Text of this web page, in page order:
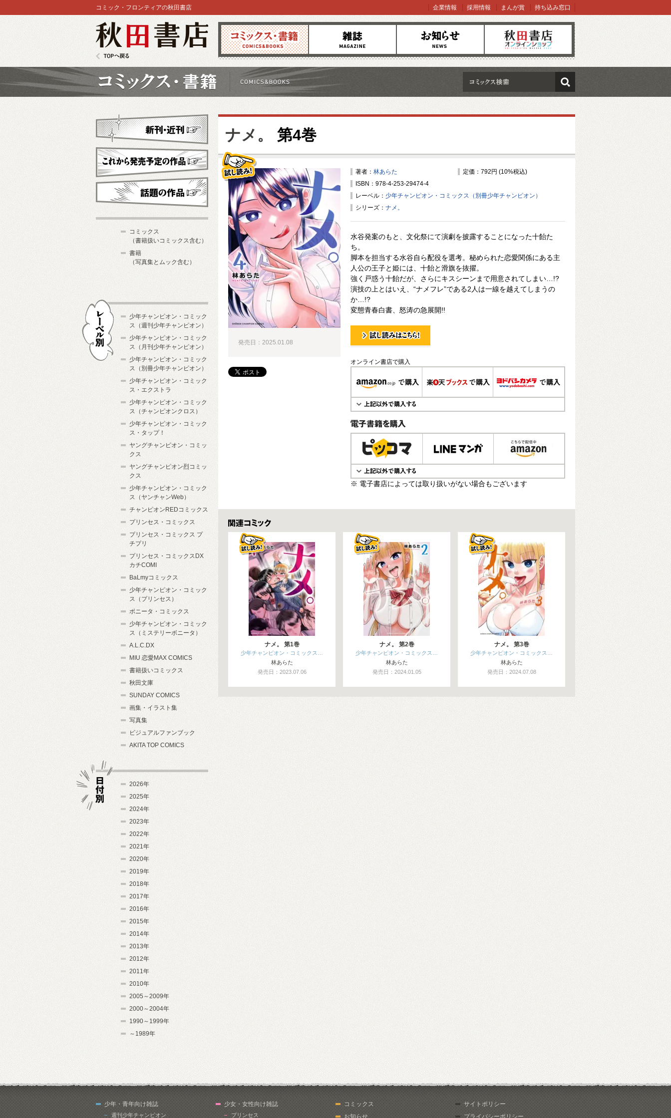
コミックス 雑誌 お知らせ オンラインショップ
コミック・フロンティアの秋田書店 企業情報 採用情報 まんが賞 持ち込み窓口
検索
ナメ。 第4巻
著者： 林あらた
定価：792円 (10%税込)
ISBN：978-4-253-29474-4
レーベル： 少年チャンピオン・コミックス（別冊少年チャンピオン）
シリーズ： ナメ。
水谷発案のもと、文化祭にて演劇を披露することになった十飴た
ち。
脚本を担当する水谷自ら配役を選考。秘められた恋愛関係にある主
人公の王子と姫には、十飴と滑旗を抜擢。
強く戸惑う十飴だが、さらにキスシーンまで用意されてしまい…!?
演技の上とはいえ、“ナメフレ”である2人は一線を越えてしまうの
か…!?
変態青春白書、怒涛の急展開!!
試し読み！
オンライン書店で購入
電子書籍で購入
※ 電子書店によっては取り扱いがない場合もございます
発売日：2025.01.08
関連コミックス
ナメ。 第1巻
少年チャンピオン・コミックス…
林あらた
発売日：2023.07.06
ナメ。 第2巻
少年チャンピオン・コミックス…
林あらた
発売日：2024.01.05
ナメ。 第3巻
少年チャンピオン・コミックス…
林あらた
発売日：2024.07.08
新刊・近刊
これから発売予定
コミックス
（書籍扱いコミックス含む）
書籍
（写真集とムック含む）
少年チャンピオン・コミック
ス（週刊少年チャンピオン）
少年チャンピオン・コミック
ス（月刊少年チャンピオン）
少年チャンピオン・コミック
ス（別冊少年チャンピオン）
少年チャンピオン・コミック
ス・エクストラ
少年チャンピオン・コミック
ス（チャンピオンクロス）
少年チャンピオン・コミック
ス・タップ！
ヤングチャンピオン・コミッ
クス
ヤングチャンピオン烈コミッ
クス
少年チャンピオン・コミック
ス（ヤンチャンWeb）
チャンピオンREDコミックス
プリンセス・コミックス
プリンセス・コミックス プ
チプリ
プリンセス・コミックスDX
カチCOMI
BaLmyコミックス
少年チャンピオン・コミック
ス（プリンセス）
ボニータ・コミックス
少年チャンピオン・コミック
ス（ミステリーボニータ）
A.L.C.DX
MIU 恋愛MAX COMICS
書籍扱いコミックス
秋田文庫
SUNDAY COMICS
画集・イラスト集
写真集
ビジュアルファンブック
AKITA TOP COMICS
2026年
2025年
2024年
2023年
2022年
2021年
2020年
2019年
2018年
2017年
2016年
2015年
2014年
2013年
2012年
2011年
2010年
2005～2009年
2000～2004年
1990～1999年
～1989年
少年・青年向け雑誌
週刊少年チャンピオン
少女・女性向け雑誌
プリンセス
コミックス
お知らせ
サイトポリシー
プライバシーポリシー